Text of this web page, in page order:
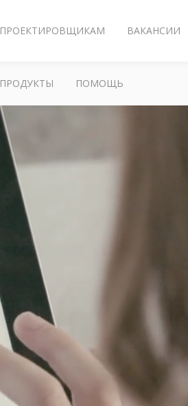
ПРОЕКТИРОВЩИКАМ ВАКАНСИИ
ПРОДУКТЫ ПОМОЩЬ